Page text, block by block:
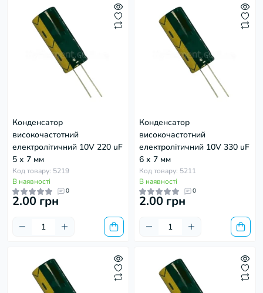
Конденсатор
високочастотний
електролітичний 10V 220 uF
5 х 7 мм
Код товару: 5219
В наявності
0
2.00 грн
Конденсатор
високочастотний
електролітичний 10V 330 uF
6 х 7 мм
Код товару: 5211
В наявності
0
2.00 грн